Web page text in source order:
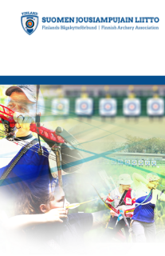
Siirry
sivun
Suomen Jousiampujain